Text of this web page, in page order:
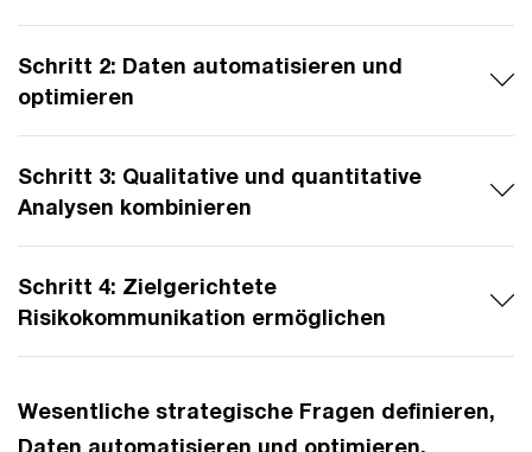
Schritt 2: Daten automatisieren und
optimieren
Schritt 3: Qualitative und quantitative
Analysen kombinieren
Schritt 4: Zielgerichtete
Risikokommunikation ermöglichen
Wesentliche strategische Fragen definieren,
Daten automatisieren und optimieren,